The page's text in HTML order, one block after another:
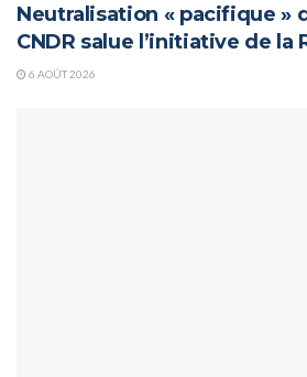
Neutralisation « pacifique »
CNDR salue l’initiative de la
6 AOÛT 2026